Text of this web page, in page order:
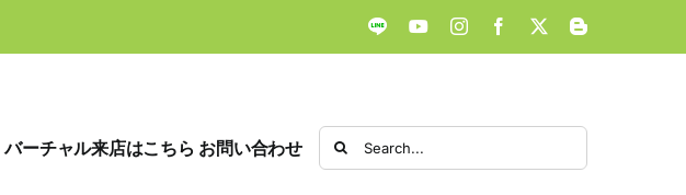
LINE YouTubeInstagramFacebook
X Blogger
バーチャル来店はこちら お問い合わせ
Search
for: